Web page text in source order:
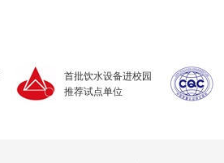
首批饮水设备进校园
推荐试点单位